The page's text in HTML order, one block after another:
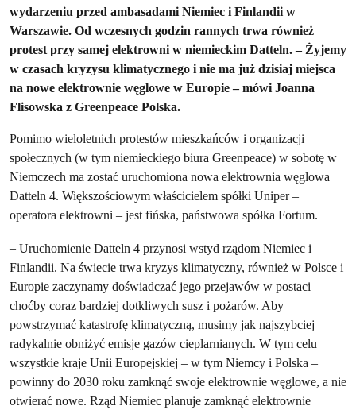
wydarzeniu przed ambasadami Niemiec i Finlandii w
Warszawie. Od wczesnych godzin rannych trwa również
protest przy samej elektrowni w niemieckim Datteln. – Żyjemy
w czasach kryzysu klimatycznego i nie ma już dzisiaj miejsca
na nowe elektrownie węglowe w Europie – mówi Joanna
Flisowska z Greenpeace Polska.
Pomimo wieloletnich protestów mieszkańców i organizacji
społecznych (w tym niemieckiego biura Greenpeace) w sobotę w
Niemczech ma zostać uruchomiona nowa elektrownia węglowa
Datteln 4. Większościowym właścicielem spółki Uniper –
operatora elektrowni – jest fińska, państwowa spółka Fortum.
– Uruchomienie Datteln 4 przynosi wstyd rządom Niemiec i
Finlandii. Na świecie trwa kryzys klimatyczny, również w Polsce i
Europie zaczynamy doświadczać jego przejawów w postaci
choćby coraz bardziej dotkliwych susz i pożarów. Aby
powstrzymać katastrofę klimatyczną, musimy jak najszybciej
radykalnie obniżyć emisje gazów cieplarnianych. W tym celu
wszystkie kraje Unii Europejskiej – w tym Niemcy i Polska –
powinny do 2030 roku zamknąć swoje elektrownie węglowe, a nie
otwierać nowe. Rząd Niemiec planuje zamknąć elektrownie